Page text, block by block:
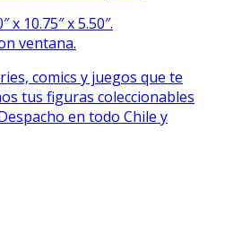
x 10.75″ x 5.50″.
ventana.
comics y juegos que te
tus figuras coleccionables
en todo Chile y